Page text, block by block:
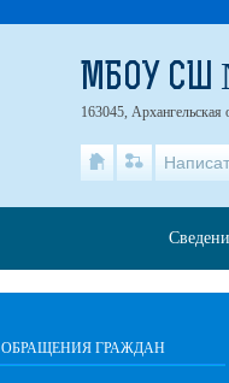
ОБРАЩЕНИЯ ГРАЖДАН
МБОУ СШ
163045, Архангельская